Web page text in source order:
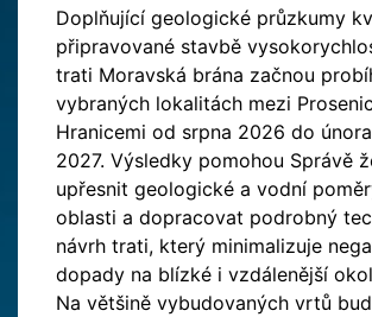
Doplňující geologické průzkumy
připravované stavbě
trati Moravská brána začnou
vybraných lokalitách mezi
Hranicemi od srpna 2026 do února
2027. Výsledky pomohou Správě
upřesnit geologické a vodní
oblasti a dopracovat podrobný
návrh trati, který minimalizuje
dopady na blízké i vzdálenější
Na většině vybudovaných vrtů